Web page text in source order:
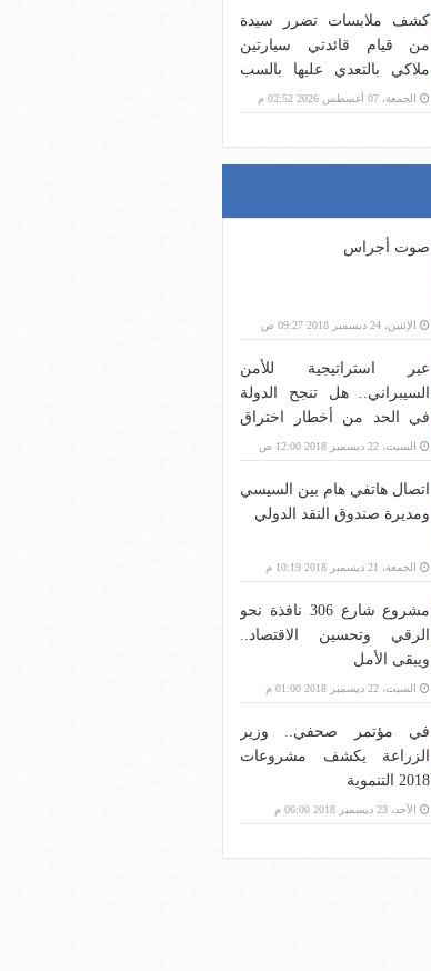
كشف ملابسات تضرر سيدة
من قيام قائدتي سيارتين
ملاكي بالتعدي عليها بالسب
والضرب في الجيزة
الجمعة، 07 أغسطس 2026 02:52 م
صوت أجراس
الإثنين، 24 ديسمبر 2018 09:27 ص
عبر استراتيجية للأمن
السيبراني.. هل تنجح الدولة
في الحد من أخطار اختراق
بنية الاتصالات؟
السبت، 22 ديسمبر 2018 12:00 ص
اتصال هاتفي هام بين السيسي
ومديرة صندوق النقد الدولي
الجمعة، 21 ديسمبر 2018 10:19 م
مشروع شارع 306 نافذة نحو
الرقي وتحسين الاقتصاد..
ويبقى الأمل
السبت، 22 ديسمبر 2018 01:00 م
في مؤتمر صحفي.. وزير
الزراعة يكشف مشروعات
2018 التنموية
الأحد، 23 ديسمبر 2018 06:00 م